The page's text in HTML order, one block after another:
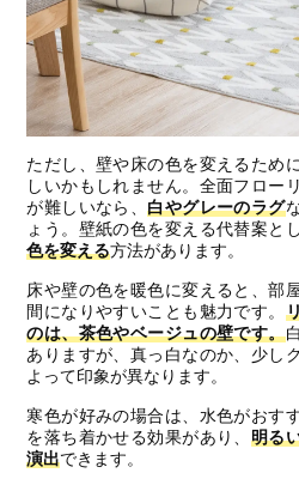
ただし、壁や床の色を変えるため
しいかもしれません。全面フロー
が難しいなら、白やグレーのラグ
ょう。壁紙の色を変える代替案とし
色を変える方法があります。
床や壁の色を暖色に変えると、部
間になりやすいことも魅力です。
のは、茶色やベージュの壁です。
ありますが、真っ白なのか、少し
よって印象が異なります。
寒色が好みの場合は、水色がおす
を落ち着かせる効果があり、 明る
演出できます。